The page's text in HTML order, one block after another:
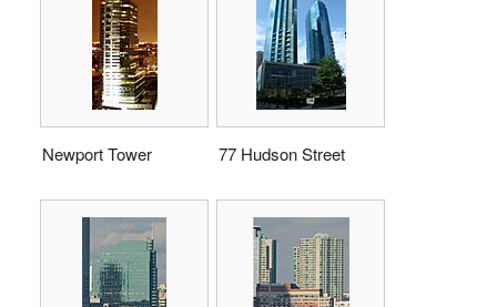
Newport Tower 77 Hudson Street